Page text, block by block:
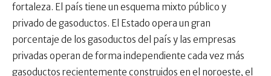
fortaleza. El país tiene un esquema mixto público y
privado de gasoductos. El Estado opera un gran
porcentaje de los gasoductos del país y las empresas
privadas operan de forma independiente cada vez más
gasoductos recientemente construidos en el noroeste, el